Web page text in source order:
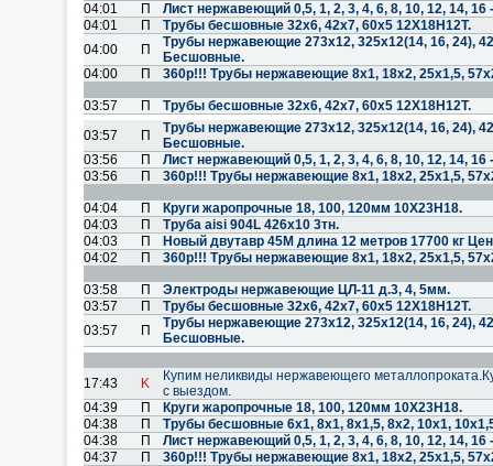
04:01 П
Лист нержавеющий 0,5, 1, 2, 3, 4, 6, 8, 10, 12, 14,
04:01
П
Трубы бесшовные 32х6, 42х7, 60х5 12Х18Н12Т.
04:00
П
Трубы нержавеющие 273х12, 325х12(14, 16, 24),
Бесшовные.
04:00
П 360р!!! Трубы нержавеющие 8х1, 18х2, 25х1,5,
03:57 П
Трубы бесшовные 32х6, 42х7, 60х5 12Х18Н12Т.
03:57
П
Трубы нержавеющие 273х12, 325х12(14, 16, 24),
Бесшовные.
03:56
П
Лист нержавеющий 0,5, 1, 2, 3, 4, 6, 8, 10, 12, 14,
03:56
П 360р!!! Трубы нержавеющие 8х1, 18х2, 25х1,5,
04:04 П
Круги жаропрочные 18, 100, 120мм 10Х23Н18.
04:03
П
Труба aisi 904L 426х10 3тн.
04:03
П
Новый двутавр 45М длина 12 метров 17700 кг
04:02
П 360р!!! Трубы нержавеющие 8х1, 18х2, 25х1,5,
03:58 П
Электроды нержавеющие ЦЛ-11 д.3, 4, 5мм.
03:57
П
Трубы бесшовные 32х6, 42х7, 60х5 12Х18Н12Т.
03:57
П
Трубы нержавеющие 273х12, 325х12(14, 16, 24),
Бесшовные.
17:43 K
Купим неликвиды нержавеющего
с выездом.
04:39
П
Круги жаропрочные 18, 100, 120мм 10Х23Н18.
04:38
П
Трубы бесшовные 6х1, 8х1, 8х1,5, 8х2, 10х1,
04:38
П
Лист нержавеющий 0,5, 1, 2, 3, 4, 6, 8, 10, 12, 14,
04:37
П 360р!!! Трубы нержавеющие 8х1, 18х2, 25х1,5,